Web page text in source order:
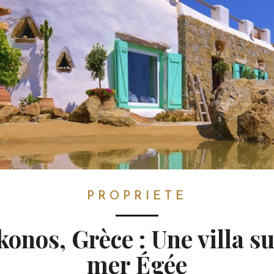
PROPRIETE
Grèce : Une villa
mer Égée